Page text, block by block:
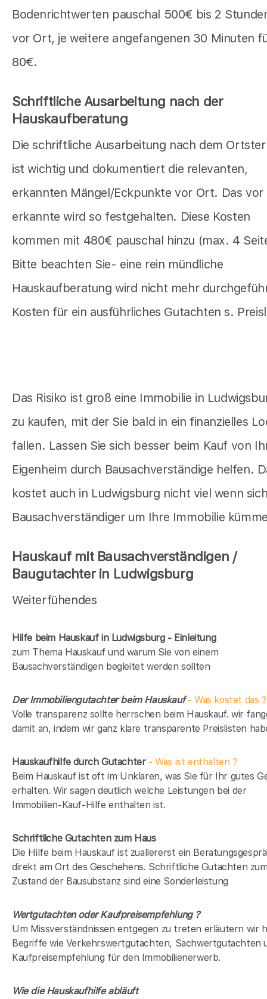
Bodenrichtwerten pauschal 500€ bis 2
vor Ort, je weitere angefangenen 30 Minuten
80€.
Schriftliche Ausarbeitung nach der
Hauskaufberatung
Die schriftliche Ausarbeitung nach dem
ist wichtig und dokumentiert die relevanten,
erkannten Mängel/Eckpunkte vor Ort. Das
erkannte wird so festgehalten. Diese Kosten
kommen mit 480€ pauschal hinzu (max. 4
Bitte beachten Sie- eine rein mündliche
Hauskaufberatung wird nicht mehr
Kosten für ein ausführliches Gutachten s.
Das Risiko ist groß eine Immobilie in
zu kaufen, mit der Sie bald in ein finanzielles
fallen. Lassen Sie sich besser beim Kauf von
Eigenheim durch Bausachverständige helfen.
kostet auch in Ludwigsburg nicht viel wenn
Bausachverständiger um Ihre Immobilie
Hauskauf mit Bausachverständigen /
Baugutachter in Ludwigsburg
Weiterfühendes
Hilfe beim Hauskauf in Ludwigsburg - Einleitung
zum Thema Hauskauf und warum Sie von einem
Bausachverständigen begleitet werden sollten
Der Immobiliengutachter beim Hauskauf- Was kostet das ?
Volle transparenz sollte herrschen beim Hauskauf. wir
damit an, indem wir ganz klare transparente Preislisten
Hauskaufhilfe durch Gutachter- Was ist enthalten ?
Beim Hauskauf ist oft im Unklaren, was Sie für Ihr gutes
erhalten. Wir sagen deutlich welche Leistungen bei der
Immobilien-Kauf-Hilfe enthalten ist.
Schriftliche Gutachten zum Haus
Die Hilfe beim Hauskauf ist zuallererst ein
direkt am Ort des Geschehens. Schriftliche Gutachten
Zustand der Bausubstanz sind eine Sonderleistung
Wertgutachten oder Kaufpreisempfehlung ?
Um Missverständnissen entgegen zu treten erläutern wir
Begriffe wie Verkehrswertgutachten, Sachwertgutachten
Kaufpreisempfehlung für den Immobilienerwerb.
Wie die Hauskaufhilfe abläuft